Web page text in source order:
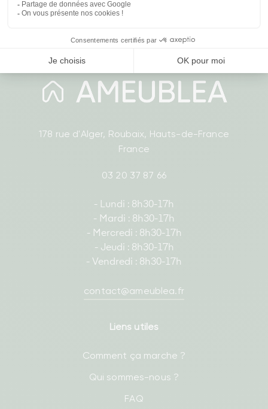
178 rue d'Alger, Roubaix, Hauts-de-France
France
03 20 37 87 66
- Lundi : 8h30-17h
- Mardi : 8h30-17h
- Mercredi : 8h30-17h
- Jeudi : 8h30-17h
- Vendredi : 8h30-17h
contact@ameublea.fr
Liens utiles
Comment ça marche ?
Qui sommes-nous ?
FAQ